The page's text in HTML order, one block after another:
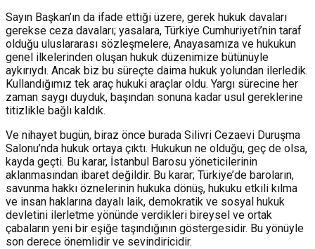
Sayın Başkan’ın da ifade ettiği üzere, gerek hukuk davaları
gerekse ceza davaları; yasalara, Türkiye Cumhuriyeti’nin taraf
olduğu uluslararası sözleşmelere, Anayasamıza ve hukukun
genel ilkelerinden oluşan hukuk düzenimize bütünüyle
aykırıydı. Ancak biz bu süreçte daima hukuk yolundan ilerledik.
Kullandığımız tek araç hukuki araçlar oldu. Yargı sürecine her
zaman saygı duyduk, başından sonuna kadar usul gereklerine
titizlikle bağlı kaldık.
Ve nihayet bugün, biraz önce burada Silivri Cezaevi Duruşma
Salonu’nda hukuk ortaya çıktı. Hukukun ne olduğu, geç de olsa,
kayda geçti. Bu karar, İstanbul Barosu yöneticilerinin
aklanmasından ibaret değildir. Bu karar; Türkiye’de baroların,
savunma hakkı öznelerinin hukuka dönüş, hukuku etkili kılma
ve insan haklarına dayalı laik, demokratik ve sosyal hukuk
devletini ilerletme yönünde verdikleri bireysel ve ortak
çabaların yeni bir eşiğe taşındığının göstergesidir. Bu yönüyle
son derece önemlidir ve sevindiricidir.